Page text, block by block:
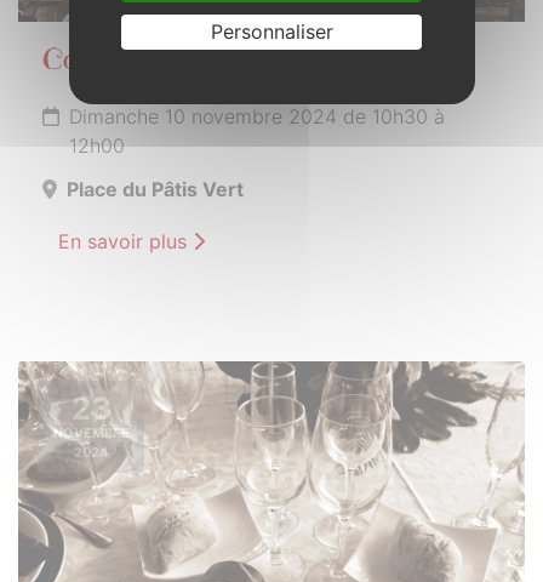
Commémoration Armistice
Dimanche 10 novembre 2024 de 10h30 à
12h00
Place du Pâtis Vert
En savoir plus
23
NOVEMBRE
2024
Personnaliser